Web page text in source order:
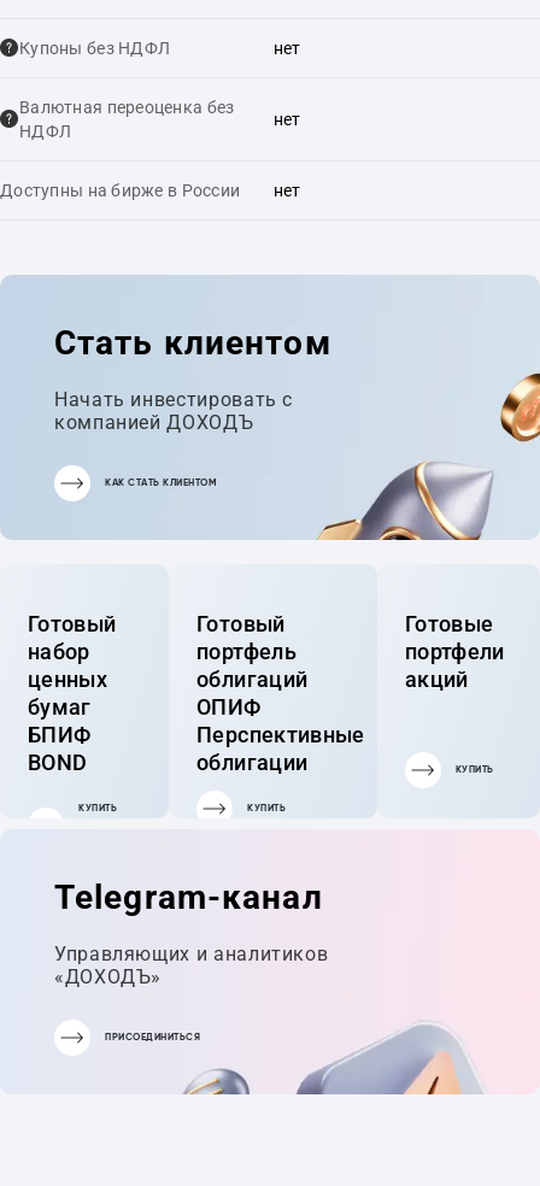
Купоны без НДФЛ нет
Валютная переоценка без
НДФЛ
нет
Доступны на бирже в России нет
Стать клиентом
Начать инвестировать с
компанией ДОХОДЪ
КАК СТАТЬ КЛИЕНТОМ
Готовый
набор
ценных
бумаг
БПИФ
BOND
КУПИТЬ
Готовый
портфель
облигаций
ОПИФ
Перспективные
облигации
КУПИТЬ
Готовые
портфели
акций
КУПИТЬ
Telegram-канал
Управляющих и аналитиков
«ДОХОДЪ»
ПРИСОЕДИНИТЬСЯ